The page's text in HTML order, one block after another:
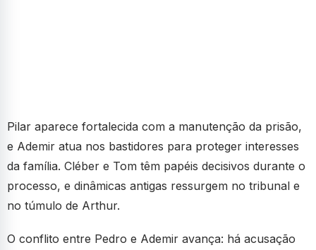
Pilar aparece fortalecida com a manutenção da prisão,
e Ademir atua nos bastidores para proteger interesses
da família. Cléber e Tom têm papéis decisivos durante o
processo, e dinâmicas antigas ressurgem no tribunal e
no túmulo de Arthur.
O conflito entre Pedro e Ademir avança: há acusação